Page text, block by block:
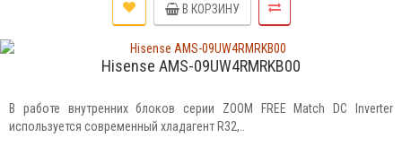
В КОРЗИНУ
Hisense AMS-09UW4RMRKB00
В работе внутренних блоков серии ZOOM FREE Match DC Inverter
используется современный хладагент R32,..